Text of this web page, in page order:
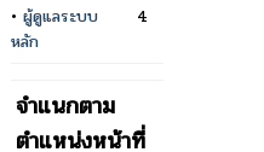
• ผู้ดูแลระบบ
หลัก
4
จำแนกตาม
ตำแหน่งหน้าที่